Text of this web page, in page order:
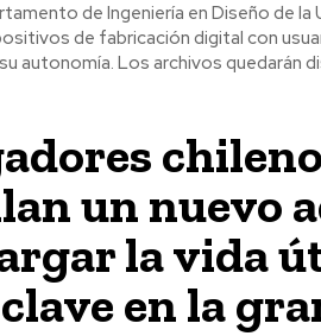
de Ingeniería en Diseño de la
de fabricación digital con
autonomía. Los archivos quedarán
un nuevo
la vida
en la